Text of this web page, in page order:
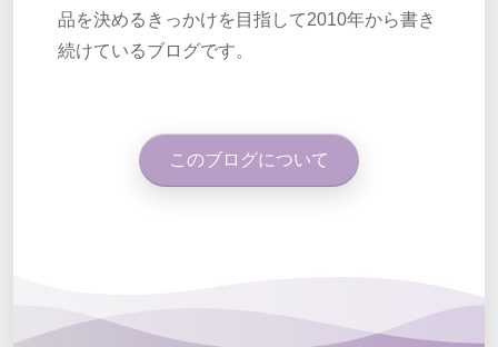
品を決めるきっかけを目指して2010年から書き
続けているブログです。
このブログについて